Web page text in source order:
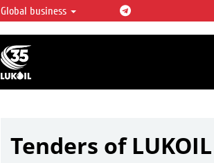
LUKOIL OVERVIEW
LUKOIL is one of the largest oil & gas
integrated companies in the world
over 2% of crude production and circa
hydrocarbon reserves globally.
Global business
Tenders of